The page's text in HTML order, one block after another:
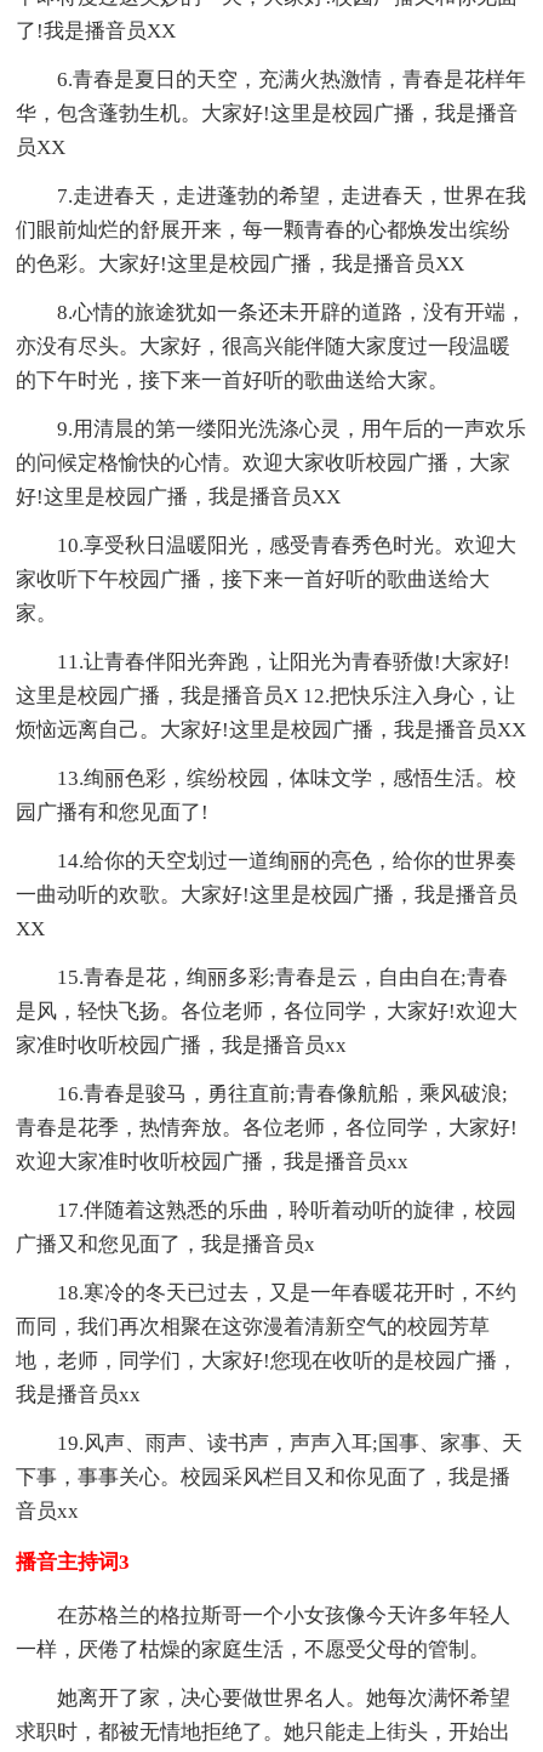
了!我是播音员XX
6.青春是夏日的天空，充满火热激情，青春是花样年
华，包含蓬勃生机。大家好!这里是校园广播，我是播音
员XX
7.走进春天，走进蓬勃的希望，走进春天，世界在我
们眼前灿烂的舒展开来，每一颗青春的心都焕发出缤纷
的色彩。大家好!这里是校园广播，我是播音员XX
8.心情的旅途犹如一条还未开辟的道路，没有开端，
亦没有尽头。大家好，很高兴能伴随大家度过一段温暖
的下午时光，接下来一首好听的歌曲送给大家。
9.用清晨的第一缕阳光洗涤心灵，用午后的一声欢乐
的问候定格愉快的心情。欢迎大家收听校园广播，大家
好!这里是校园广播，我是播音员XX
10.享受秋日温暖阳光，感受青春秀色时光。欢迎大
家收听下午校园广播，接下来一首好听的歌曲送给大
家。
11.让青春伴阳光奔跑，让阳光为青春骄傲!大家好!
这里是校园广播，我是播音员X 12.把快乐注入身心，让
烦恼远离自己。大家好!这里是校园广播，我是播音员XX
13.绚丽色彩，缤纷校园，体味文学，感悟生活。校
园广播有和您见面了!
14.给你的天空划过一道绚丽的亮色，给你的世界奏
一曲动听的欢歌。大家好!这里是校园广播，我是播音员
XX
15.青春是花，绚丽多彩;青春是云，自由自在;青春
是风，轻快飞扬。各位老师，各位同学，大家好!欢迎大
家准时收听校园广播，我是播音员xx
16.青春是骏马，勇往直前;青春像航船，乘风破浪;
青春是花季，热情奔放。各位老师，各位同学，大家好!
欢迎大家准时收听校园广播，我是播音员xx
17.伴随着这熟悉的乐曲，聆听着动听的旋律，校园
广播又和您见面了，我是播音员x
18.寒冷的冬天已过去，又是一年春暖花开时，不约
而同，我们再次相聚在这弥漫着清新空气的校园芳草
地，老师，同学们，大家好!您现在收听的是校园广播，
我是播音员xx
19.风声、雨声、读书声，声声入耳;国事、家事、天
下事，事事关心。校园采风栏目又和你见面了，我是播
音员xx
播音主持词3
在苏格兰的格拉斯哥一个小女孩像今天许多年轻人
一样，厌倦了枯燥的家庭生活，不愿受父母的管制。
她离开了家，决心要做世界名人。她每次满怀希望
求职时，都被无情地拒绝了。她只能走上街头，开始出